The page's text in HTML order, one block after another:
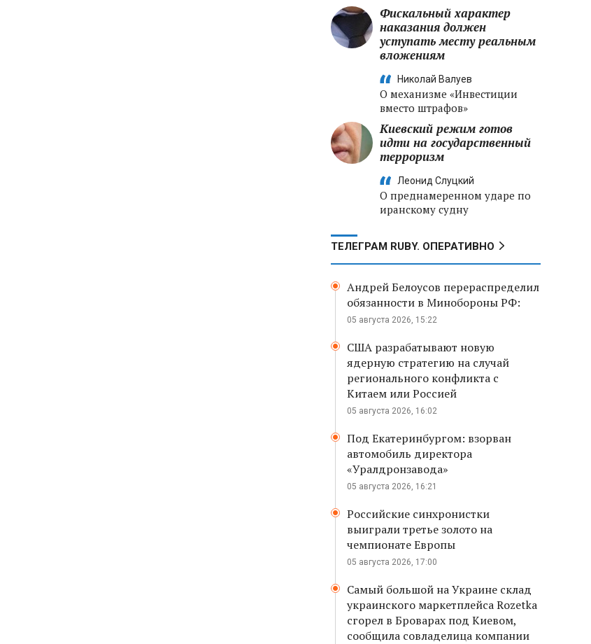
Фискальный характер
наказания должен
уступать месту реальным
вложениям
Николай Валуев
О механизме «Инвестиции
вместо штрафов»
Киевский режим готов
идти на государственный
терроризм
Леонид Слуцкий
О преднамеренном ударе по
иранскому судну
ТЕЛЕГРАМ RUBY. ОПЕРАТИВНО
Андрей Белоусов перераспределил
обязанности в Минобороны РФ:
05 августа 2026, 15:22
США разрабатывают новую
ядерную стратегию на случай
регионального конфликта с
Китаем или Россией
05 августа 2026, 16:02
Под Екатеринбургом: взорван
автомобиль директора
«Уралдронзавода»
05 августа 2026, 16:21
Российские синхронистки
выиграли третье золото на
чемпионате Европы
05 августа 2026, 17:00
Самый большой на Украине склад
украинского маркетплейса Rozetka
сгорел в Броварах под Киевом,
сообщила совладелица компании